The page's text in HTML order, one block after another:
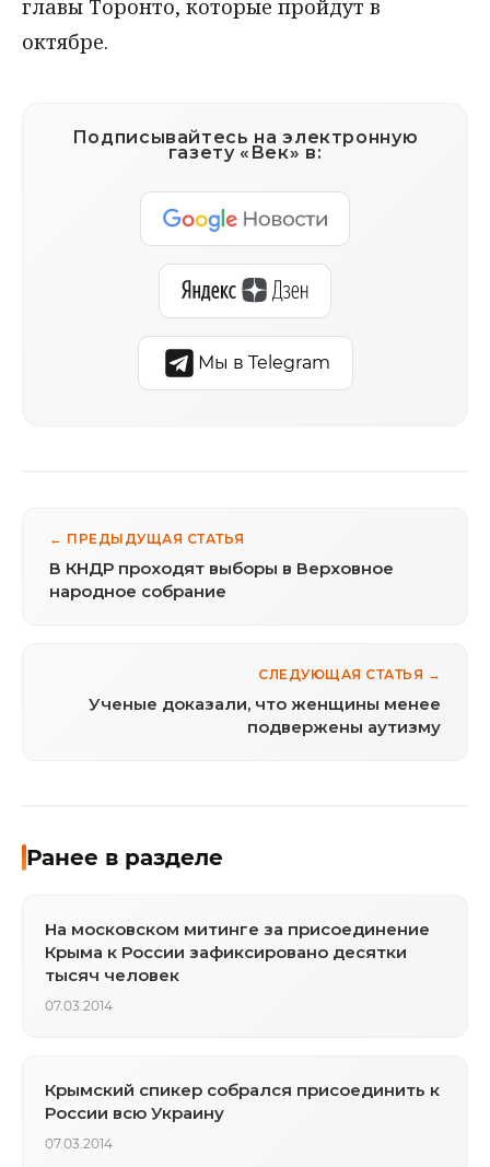
главы Торонто, которые пройдут в
октябре.
Подписывайтесь на электронную
газету «Век» в:
Мы в Telegram
← ПРЕДЫДУЩАЯ СТАТЬЯ
В КНДР проходят выборы в Верховное
народное собрание
СЛЕДУЮЩАЯ СТАТЬЯ →
Ученые доказали, что женщины менее
подвержены аутизму
Ранее в разделе
На московском митинге за присоединение
Крыма к России зафиксировано десятки
тысяч человек
07.03.2014
Крымский спикер собрался присоединить к
России всю Украину
07.03.2014